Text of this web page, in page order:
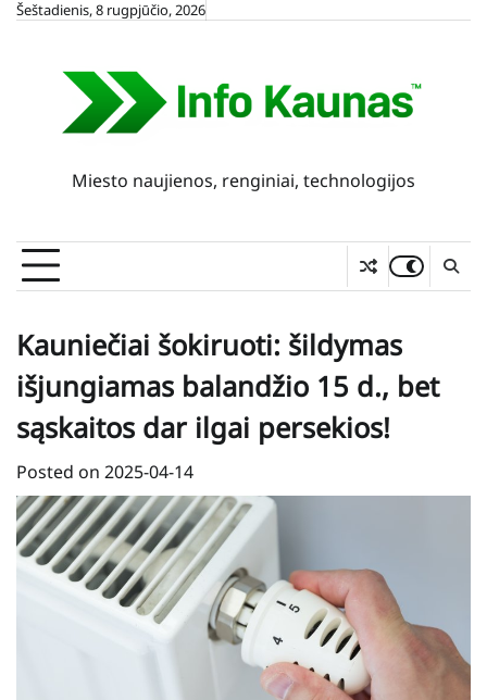
SkipŠeštadienis, 8 rugpjūčio, 2026
Miesto naujienos, renginiai, technologijos
Kauniečiai šokiruoti: šildymas
išjungiamas balandžio 15 d., bet
sąskaitos dar ilgai persekios!
Posted on 2025-04-14